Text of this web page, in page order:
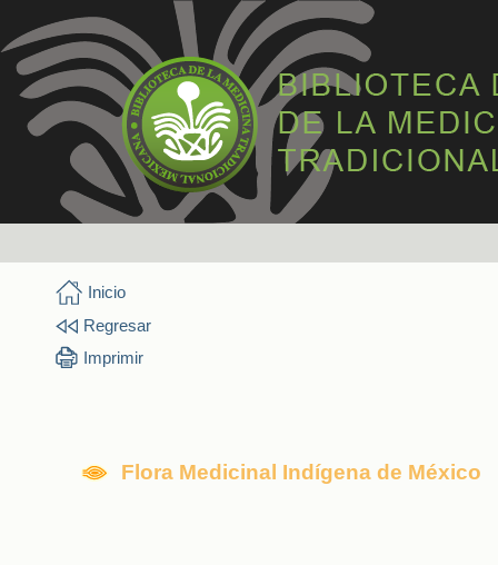
Inicio
Regresar
Imprimir
Flora Medicinal Indígena de México